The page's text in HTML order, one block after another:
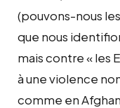
(pouvons-nous
que nous
mais contre « les
à une violence
comme en